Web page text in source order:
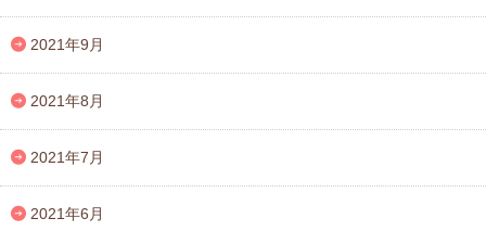
2021年9月
2021年8月
2021年7月
2021年6月